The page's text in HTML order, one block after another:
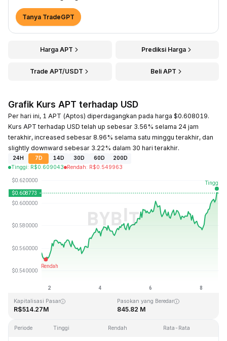
Tanya TradeGPT
Harga APT Prediksi Harga
Trade APT/USDT Beli APT
Grafik Kurs APT terhadap USD
Per hari ini, 1 APT (Aptos) diperdagangkan pada harga $0.608019.
Kurs APT terhadap USD telah up sebesar 3.56% selama 24 jam
terakhir, increased sebesar 8.96% selama satu minggu terakhir, dan
slightly downward sebesar 3.22% dalam 30 hari terakhir.
24H 7D 14D 30D 60D
200D
Tinggi: R$0.609043 Rendah: R$0.549963
Terakhir Diperbarui: 2026-08-08, 16:29 GMT+0
R$0.545459
Kapitalisasi Pasar
R$514.27M
Pasokan yang Beredar
845.82 M
Periode Tinggi Rendah Rata-Rata